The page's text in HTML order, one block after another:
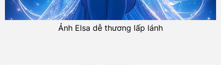
Ảnh Elsa dễ thương lấp lánh